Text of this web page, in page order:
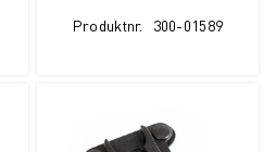
Produktnr. 300-01589